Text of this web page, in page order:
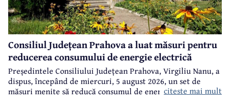
Consiliul Județean Prahova a luat măsuri pentru
reducerea consumului de energie electrică
Președintele Consiliului Județean Prahova, Virgiliu Nanu, a
dispus, începând de miercuri, 5 august 2026, un set de
măsuri menite să reducă consumul de energie electrică în
citeste mai mult